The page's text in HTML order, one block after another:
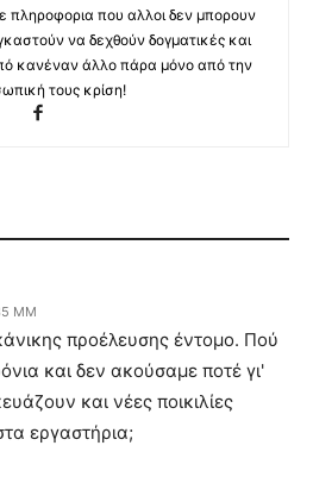
πληροφορια που αλλοι δεν μπορουν
να δεχθούν δογματικές και
κανέναν άλλο πάρα μόνο από την
τους κρίση!
ΜΜ
προέλευσης έντομο. Πού
και δεν ακούσαμε ποτέ γι'
και νέες ποικιλίες
εργαστήρια;